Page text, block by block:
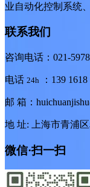
业自动化控制系统
联系我们
咨询电话：021-
电话 24h ：139
邮 箱：
地 址: 上海市青浦
微信·扫一扫